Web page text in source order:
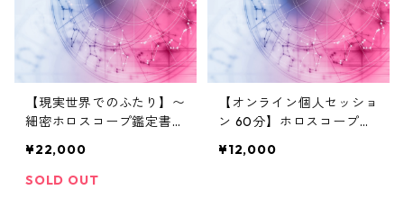
【現実世界でのふたり】〜
細密ホロスコープ鑑定書〜
な相関関係かパートナーシ
ップの形を見ます
¥22,000
SOLD OUT
【オンライン個人セッショ
ン 60分】ホロスコープ鑑
¥12,000